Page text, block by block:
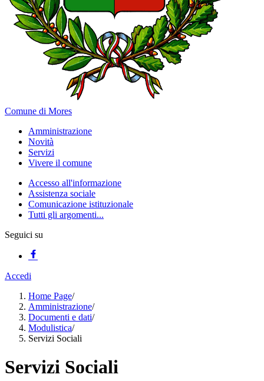
Comune di Mores
Amministrazione
Novità
Servizi
Vivere il comune
Accesso all'informazione
Assistenza sociale
Comunicazione istituzionale
Tutti gli argomenti...
Seguici su
Accedi
Home Page/
Amministrazione/
Documenti e dati/
Modulistica/
Servizi Sociali
Servizi Sociali